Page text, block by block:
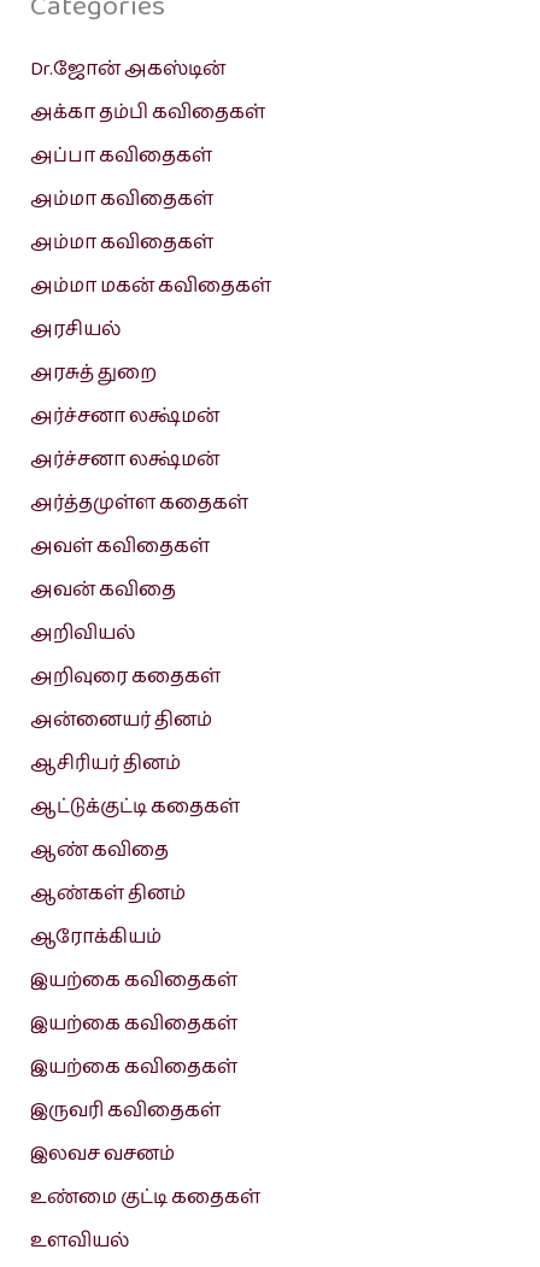
Dr.ஜோன் அகஸ்டின்
அக்கா தம்பி கவிதைகள்
அப்பா கவிதைகள்
அம்மா கவிதைகள்
அம்மா கவிதைகள்
அம்மா மகன் கவிதைகள்
அரசியல்
அரசுத் துறை
அர்ச்சனா லக்ஷ்மன்
அர்ச்சனா லக்ஷ்மன்
அர்த்தமுள்ள கதைகள்
அவள் கவிதைகள்
அவன் கவிதை
அறிவியல்
அறிவுரை கதைகள்
அன்னையர் தினம்
ஆசிரியர் தினம்
ஆட்டுக்குட்டி கதைகள்
ஆண் கவிதை
ஆண்கள் தினம்
ஆரோக்கியம்
இயற்கை கவிதைகள்
இயற்கை கவிதைகள்
இயற்கை கவிதைகள்
இருவரி கவிதைகள்
இலவச வசனம்
உண்மை குட்டி கதைகள்
உளவியல்